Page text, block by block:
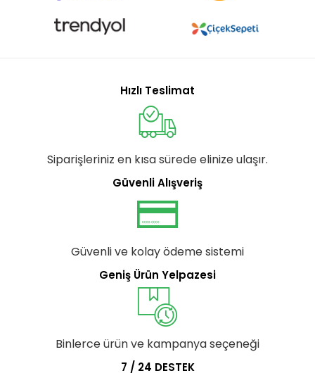
Hızlı Teslimat
Siparişleriniz en kısa sürede elinize ulaşır.
Güvenli Alışveriş
Güvenli ve kolay ödeme sistemi
Geniş Ürün Yelpazesi
Binlerce ürün ve kampanya seçeneği
7 / 24 DESTEK